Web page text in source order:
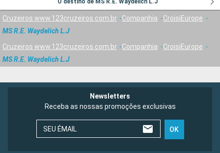
O destino de MS R.E. Waydelich L.J
Cruzeiros www.123cruzeiros.com.br Companhia
CroisiEurope
MS R.E. Waydelich L.J
Cruzeiros www.123cruzeiros.com.br Companhia
CroisiEurope
MS R.E. Waydelich L.J
Newsletters
Receba as nossas promoções exclusivas
SEU ÉMAIL OK